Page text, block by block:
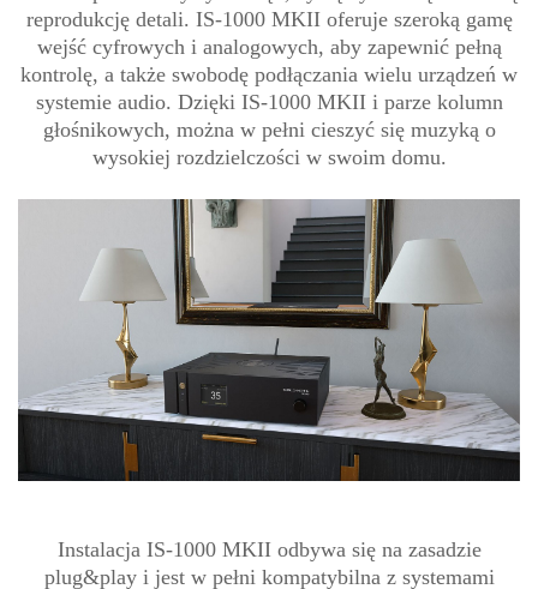
reprodukcję detali. IS-1000 MKII oferuje szeroką gamę
wejść cyfrowych i analogowych, aby zapewnić pełną
kontrolę, a także swobodę podłączania wielu urządzeń w
systemie audio. Dzięki IS-1000 MKII i parze kolumn
głośnikowych, można w pełni cieszyć się muzyką o
wysokiej rozdzielczości w swoim domu.
Instalacja IS-1000 MKII odbywa się na zasadzie
plug&play i jest w pełni kompatybilna z systemami